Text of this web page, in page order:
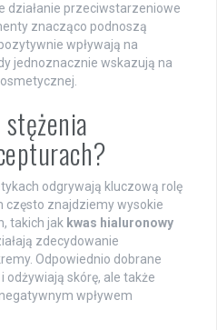
działanie przeciwstarzeniowe
znacząco podnoszą
wpływają na
jednoznacznie wskazują na
odgrywają kluczową rolę
często znajdziemy wysokie
takich jak kwas hialuronowy
zdecydowanie
Odpowiednio dobrane
odżywiają skórę, ale także
wpływem